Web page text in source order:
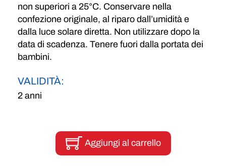
non superiori a 25°C. Conservare nella
confezione originale, al riparo dall’umidità e
dalla luce solare diretta. Non utilizzare dopo la
data di scadenza. Tenere fuori dalla portata dei
bambini.
VALIDITÀ:
2 anni
Aggiungi al carrello